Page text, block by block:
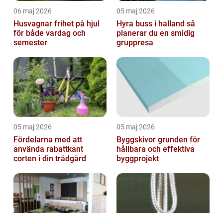
06 maj 2026
Husvagnar frihet på hjul
för både vardag och
semester
05 maj 2026
Hyra buss i halland så
planerar du en smidig
gruppresa
05 maj 2026
Fördelarna med att
använda rabattkant
corten i din trädgård
05 maj 2026
Byggskivor grunden för
hållbara och effektiva
byggprojekt